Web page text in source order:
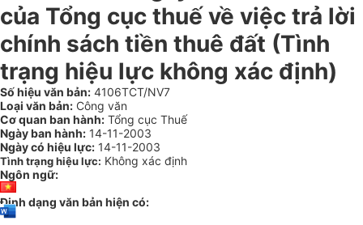
của Tổng cục thuế về việc trả lời
chính sách tiền thuê đất (Tình
trạng hiệu lực không xác định)
Số hiệu văn bản: 4106TCT/NV7
Loại văn bản: Công văn
Cơ quan ban hành: Tổng cục Thuế
Ngày ban hành: 14-11-2003
Ngày có hiệu lực: 14-11-2003
Tình trạng hiệu lực: Không xác định
Ngôn ngữ:
Định dạng văn bản hiện có: